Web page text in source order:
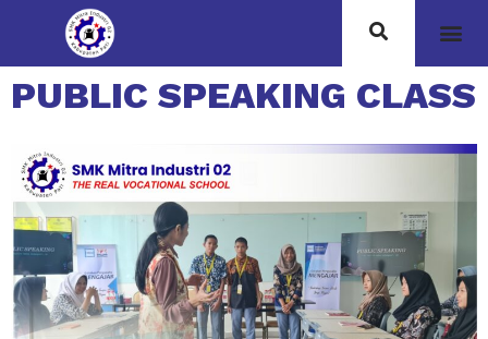
PUBLIC SPEAKING CLASS